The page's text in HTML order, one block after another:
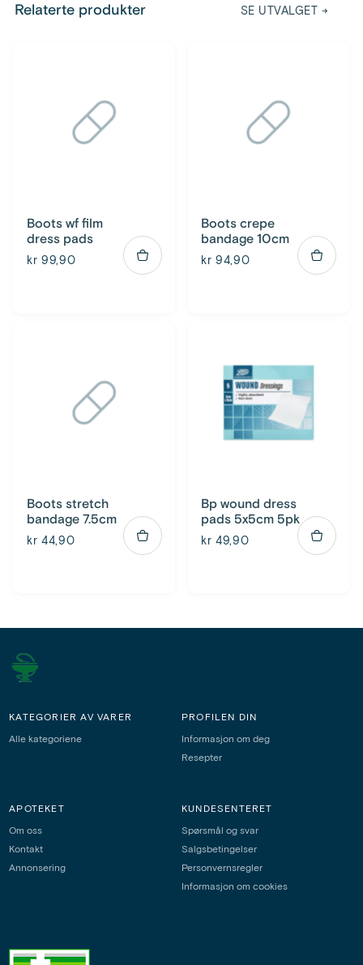
Relaterte produkter SE UTVALGET →
Boots wf film
dress pads
kr 99,90
Boots crepe
bandage 10cm
kr 94,90
Boots stretch
bandage 7.5cm
kr 44,90
Bp wound dress
pads 5x5cm 5pk
kr 49,90
KATEGORIER AV VARER
Alle kategoriene
PROFILEN DIN
Informasjon om deg
Resepter
APOTEKET
Om oss
Kontakt
Annonsering
KUNDESENTERET
Spørsmål og svar
Salgsbetingelser
Personvernsregler
Informasjon om cookies